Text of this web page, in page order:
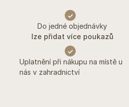
✓
Do jedné objednávky
lze přidat více poukazů
✓
Uplatnění při nákupu na místě u
nás v zahradnictví